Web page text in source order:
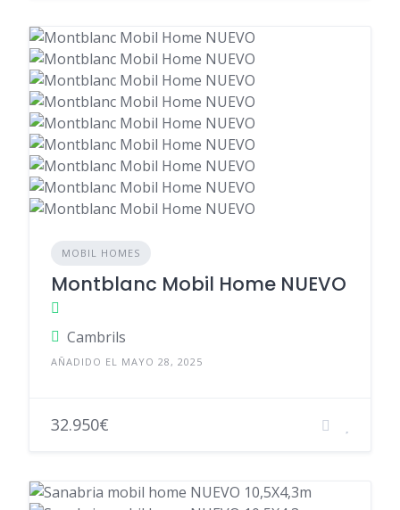
MOBIL HOMES
Montblanc Mobil Home NUEVO
Cambrils
AÑADIDO EL MAYO 28, 2025
32.950€